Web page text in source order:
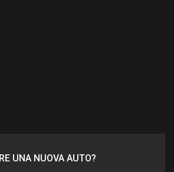
UNA NUOVA AUTO?